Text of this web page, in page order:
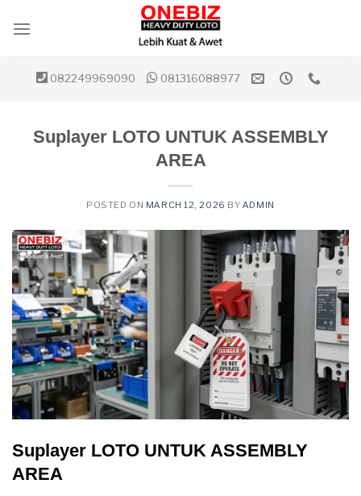
082249969090 081316088977
Suplayer LOTO UNTUK ASSEMBLY
AREA
POSTED ON MARCH 12, 2026 BY ADMIN
Suplayer LOTO UNTUK ASSEMBLY
AREA